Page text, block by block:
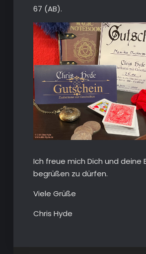
67 (AB).
Ich freue mich Dich und deine
begrüßen zu dürfen.
Viele Grüße
Chris Hyde